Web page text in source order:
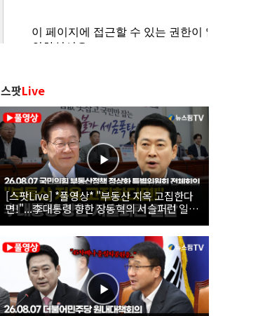
스팟Live
[스팟Live] *풀영상* "부동산 지옥 고집한다
면!"...李대통령 향한 장동혁의 서슬퍼런 일갈
| 26.08.07 국민의힘 부동산정책 정상화 특별
위원회 전체회의